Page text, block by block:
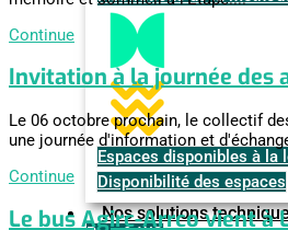
Espaces disponibles à la
Disponibilité des espaces
Nos solutions
Continue
Invitation à la journée des
Le 06 octobre prochain, le collectif
une journée d'information et
Continue
Le bus Agirc-Arrco vient à